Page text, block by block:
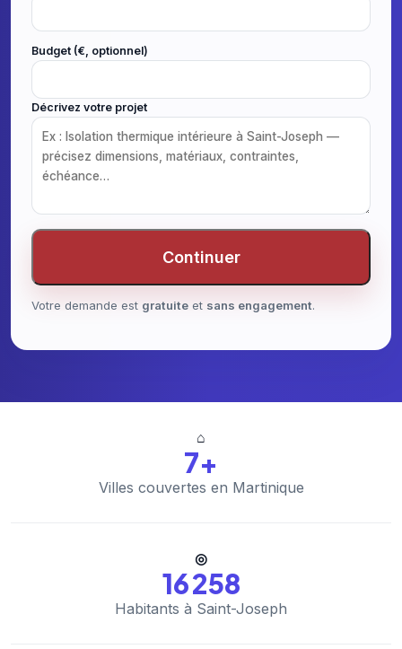
Budget (€, optionnel)
Décrivez votre projet
Continuer
Votre demande est gratuite et sans engagement.
⌂
7+
Villes couvertes en Martinique
◎
16 258
Habitants à Saint-Joseph